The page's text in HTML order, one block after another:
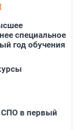
специальное
год обучения
СПО в первый